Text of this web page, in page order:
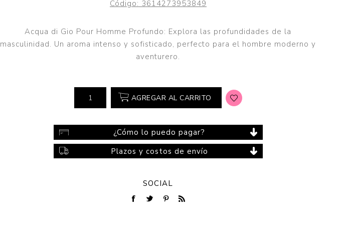
Styling
Cuidado del Hogar
Código: 3614273953849
Acqua di Gio Pour Homme Profundo: Explora las profundidades de la
masculinidad. Un aroma intenso y sofisticado, perfecto para el hombre moderno y
aventurero.
AGREGAR AL CARRITO
¿Cómo lo puedo pagar?
Plazos y costos de envío
SOCIAL